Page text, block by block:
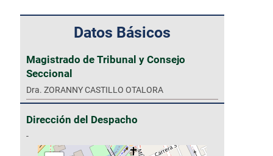
Datos Básicos
Magistrado de Tribunal y Consejo
Seccional
Dra. ZORANNY CASTILLO OTALORA
Dirección del Despacho
-